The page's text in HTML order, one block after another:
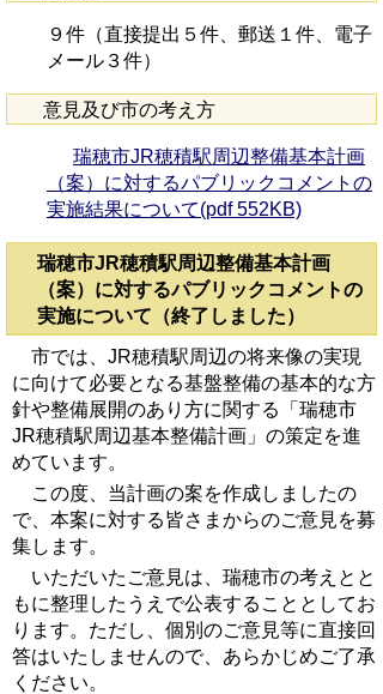
９件（直接提出５件、郵送１件、電子
メール３件）
意見及び市の考え方
瑞穂市JR穂積駅周辺整備基本計画
（案）に対するパブリックコメントの
実施結果について(pdf 552KB)
瑞穂市JR穂積駅周辺整備基本計画
（案）に対するパブリックコメントの
実施について（終了しました）
市では、JR穂積駅周辺の将来像の実現
に向けて必要となる基盤整備の基本的な方
針や整備展開のあり方に関する「瑞穂市
JR穂積駅周辺基本整備計画」の策定を進
めています。
この度、当計画の案を作成しましたの
で、本案に対する皆さまからのご意見を募
集します。
いただいたご意見は、瑞穂市の考えとと
もに整理したうえで公表することとしてお
ります。ただし、個別のご意見等に直接回
答はいたしませんので、あらかじめご了承
ください。